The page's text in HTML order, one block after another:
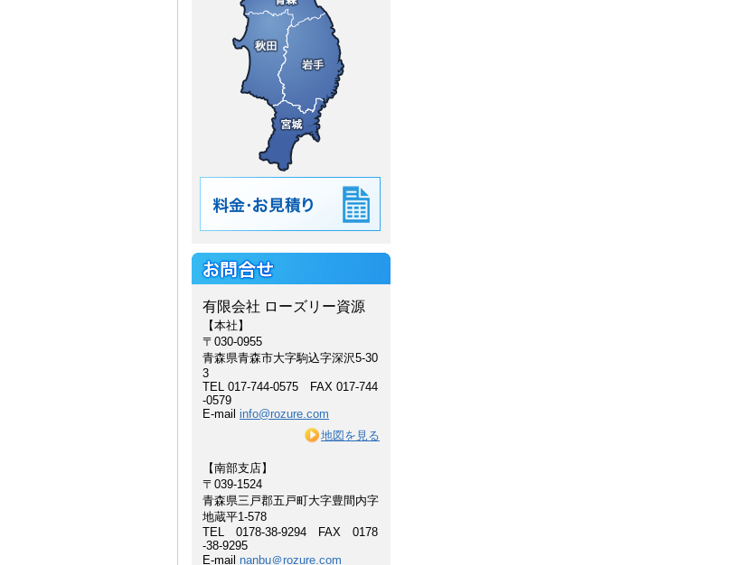
有限会社 ローズリー資源
【本社】
〒030-0955
青森県青森市大字駒込字深沢5-30
3
TEL 017-744-0575 FAX 017-744
-0579
E-mail info@rozure.com
地図を見る
【南部支店】
〒039-1524
青森県三戸郡五戸町大字豊間内字
地蔵平1-578
TEL 0178-38-9294 FAX 0178
-38-9295
E-mail nanbu＠rozure.com